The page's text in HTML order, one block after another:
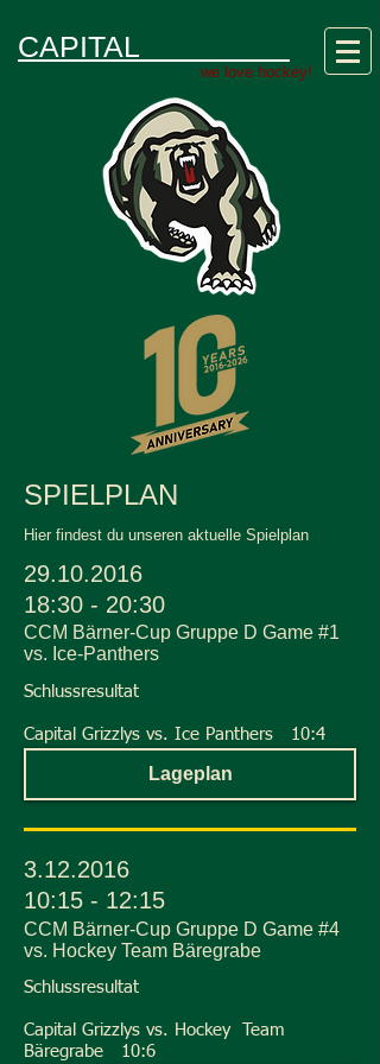
CAPITAL
we love hockey!
SPIELPLAN
Hier findest du unseren aktuelle Spielplan
29.10.2016
18:30 - 20:30
CCM Bärner-Cup Gruppe D Game #1
vs. Ice-Panthers
Schlussresultat
Capital Grizzlys vs. Ice Panthers 10:4
Lageplan
3.12.2016
10:15 - 12:15
CCM Bärner-Cup Gruppe D Game #4
vs. Hockey Team Bäregrabe
Schlussresultat
Capital Grizzlys vs. Hockey Team
Bäregrabe 10:6